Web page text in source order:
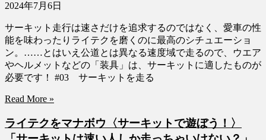
2024年7月6日
サーキット走行は速さだけを追求するのではなく、愛車の性
能を味わったりライテクを磨くのに最高のシチュエーショ
ン。……とはいえ公道とは異なる速度域で走るので、ウエア
やヘルメットなどの「装具」は、サーキットに適したものが
必要です！ #03 サーキットを走る
Read More »
ライテクをマナボウ〈サーキットで遊ぼう！〉